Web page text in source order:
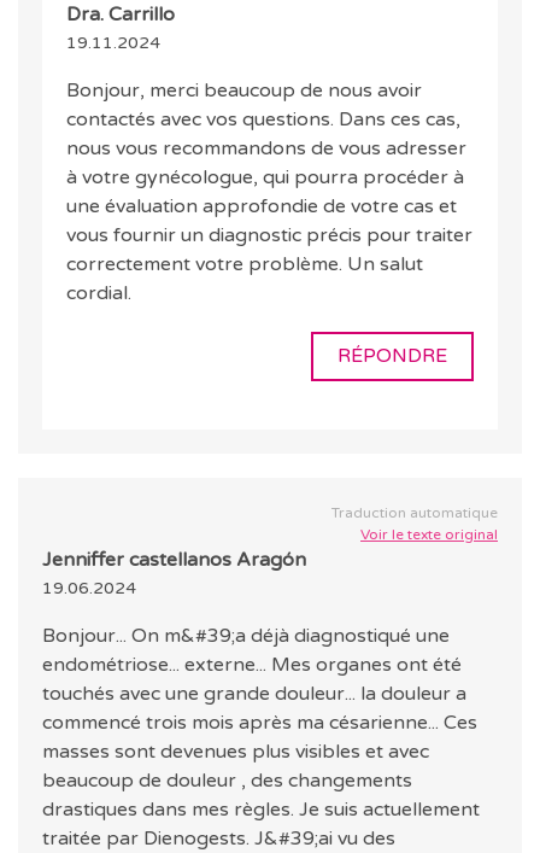
Dra. Carrillo
19.11.2024
Bonjour, merci beaucoup de nous avoir
contactés avec vos questions. Dans ces cas,
nous vous recommandons de vous adresser
à votre gynécologue, qui pourra procéder à
une évaluation approfondie de votre cas et
vous fournir un diagnostic précis pour traiter
correctement votre problème. Un salut
cordial.
RÉPONDRE
Traduction automatique
Voir le texte original
Jenniffer castellanos Aragón
19.06.2024
Bonjour... On m&#39;a déjà diagnostiqué une
endométriose... externe... Mes organes ont été
touchés avec une grande douleur... la douleur a
commencé trois mois après ma césarienne... Ces
masses sont devenues plus visibles et avec
beaucoup de douleur , des changements
drastiques dans mes règles. Je suis actuellement
traitée par Dienogests. J&#39;ai vu des